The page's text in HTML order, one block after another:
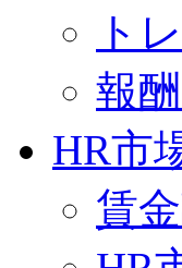
ト
報
HR市
賃